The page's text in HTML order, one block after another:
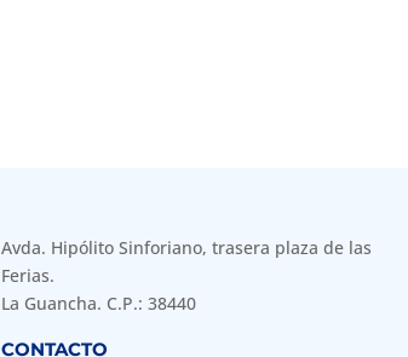
Avda. Hipólito Sinforiano, trasera plaza de las
Ferias.
La Guancha. C.P.: 38440
CONTACTO